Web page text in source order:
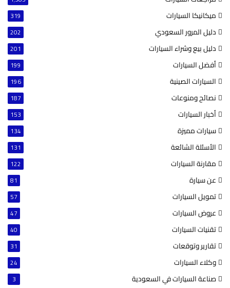
ميكانيكا السيارات 319
دليل المرور السعودي 202
دليل بيع وشراء السيارات 201
أفضل السيارات 199
السيارات الصينية 196
نصائح ومنوعات 187
أخبار السيارات 153
سيارات مميزة 134
الأسئلة الشائعة 131
مقارنة السيارات 122
عن سيارة 81
تمويل السيارات 57
عروض السيارات 47
تقنيات السيارات 40
تقارير وتوقعات 31
وكلاء السيارات 24
صناعة السيارات في السعودية 3